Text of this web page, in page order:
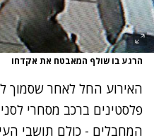
הרגע בו שולף המאבטח את אקדחו
פלסטינים ברכב מסחרי
המחבלים - כולם תושבי